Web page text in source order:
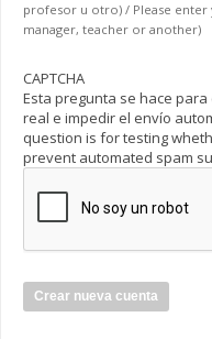
profesor u otro) / Please
manager, teacher or another)
CAPTCHA
Esta pregunta se hace
real e impedir el envío
question is for testing
prevent automated spam